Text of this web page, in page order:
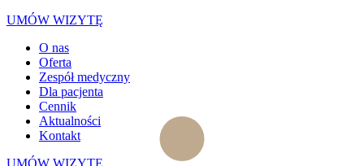
UMÓW WIZYTĘ
O nas
Oferta
Zespół medyczny
Dla pacjenta
Cennik
Aktualności
Kontakt
UMÓW WIZYTĘ